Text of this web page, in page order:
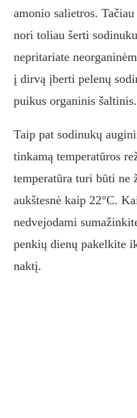
amonio salietros.
nori toliau šerti
nepritariate
į dirvą įberti pelenų
puikus organinis šaltinis.
Taip pat sodinukų
tinkamą temperatūros
temperatūra turi būti ne
aukštesnė kaip 22°C.
nedvejodami
penkių dienų pakelkite
naktį.